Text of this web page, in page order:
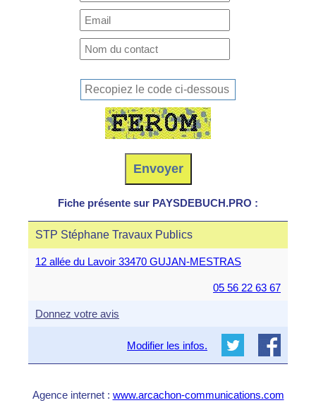
Fiche présente sur PAYSDEBUCH.PRO :
STP Stéphane Travaux Publics
12 allée du Lavoir 33470 GUJAN-MESTRAS
05 56 22 63 67
Donnez votre avis
Modifier les infos.
Agence internet : www.arcachon-communications.com